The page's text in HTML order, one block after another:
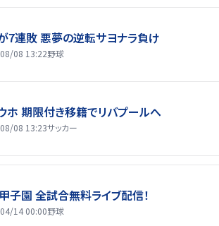
7連敗 悪夢の逆転サヨナラ負け
08 13:22野球
ホ 期限付き移籍でリバプールへ
08 13:23サッカー
子園 全試合無料ライブ配信！
14 00:00野球